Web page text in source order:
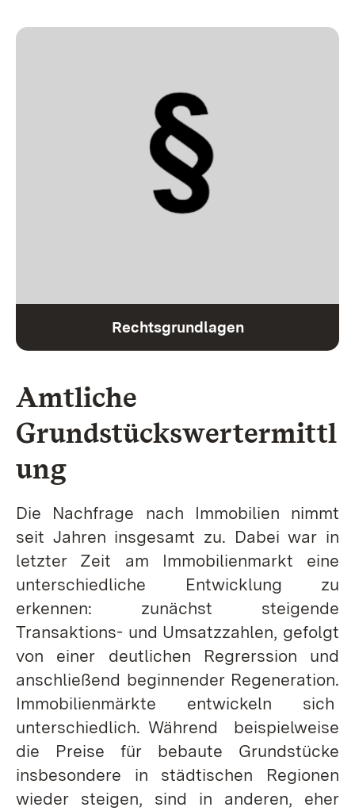
Rechtsgrundlagen
Amtliche
Grundstückswertermittl
ung
Die Nachfrage nach Immobilien nimmt
seit Jahren insgesamt zu. Dabei war in
letzter Zeit am Immobilienmarkt eine
unterschiedliche Entwicklung zu
erkennen: zunächst steigende
Transaktions- und Umsatzzahlen, gefolgt
von einer deutlichen Regrerssion und
anschließend beginnender Regeneration.
Immobilienmärkte entwickeln sich
unterschiedlich. Während beispielweise
die Preise für bebaute Grundstücke
insbesondere in städtischen Regionen
wieder steigen, sind in anderen, eher